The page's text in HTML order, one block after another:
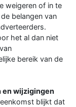
weigeren of in te
belangen van
het al dan niet
bereik van de
en wijzigingen
blijkt dat